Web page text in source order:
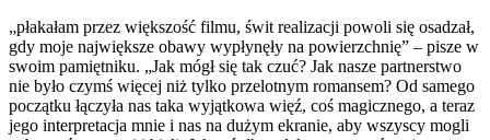
„płakałam przez większość filmu, świt realizacji powoli się osadzał,
gdy moje największe obawy wypłynęły na powierzchnię” – pisze w
swoim pamiętniku. „Jak mógł się tak czuć? Jak nasze partnerstwo
nie było czymś więcej niż tylko przelotnym romansem? Od samego
początku łączyła nas taka wyjątkowa więź, coś magicznego, a teraz
jego interpretacja mnie i nas na dużym ekranie, aby wszyscy mogli